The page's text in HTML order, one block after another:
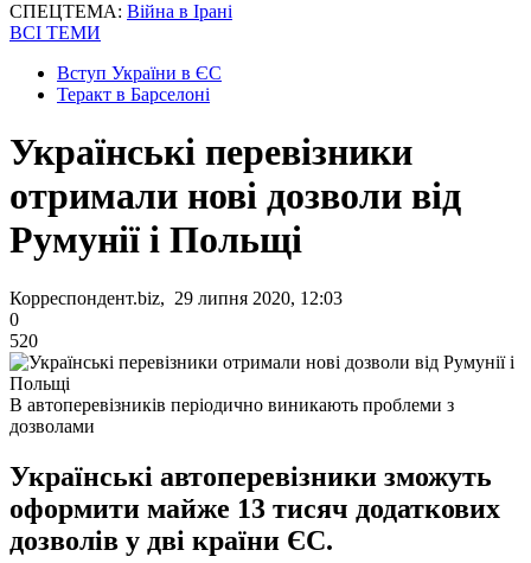
СПЕЦТЕМА: Війна в Ірані
ВСІ ТЕМИ
Вступ України в ЄС
Теракт в Барселоні
Українські перевізники
отримали нові дозволи від
Румунії і Польщі
Корреспондент.biz, 29 липня 2020, 12:03
0
520
В автоперевізників періодично виникають проблеми з
дозволами
Українські автоперевізники зможуть
оформити майже 13 тисяч додаткових
дозволів у дві країни ЄС.